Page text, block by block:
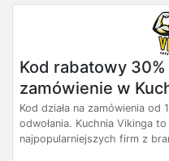
Kod rabatowy
zamówienie w
Kod działa na zamówienia
odwołania. Kuchnia Vikinga
najpopularniejszych firm z